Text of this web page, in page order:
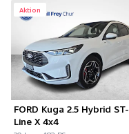
Aktion
FORD Kuga 2.5 Hybrid ST-
Line X 4x4